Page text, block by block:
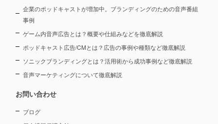
企業のポッドキャストが増加中。ブランディングのための音声番組
事例
ゲーム内音声広告とは？概要や仕組みなどを徹底解説
ポッドキャスト広告/CMとは？広告の事例や種類など徹底解説
ソニックブランディングとは？活用術から成功事例など徹底解説
音声マーケティングについて徹底解説
お問い合わせ
ブログ